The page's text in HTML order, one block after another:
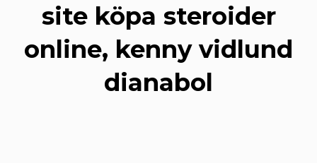
site köpa steroider
online, kenny vidlund
dianabol